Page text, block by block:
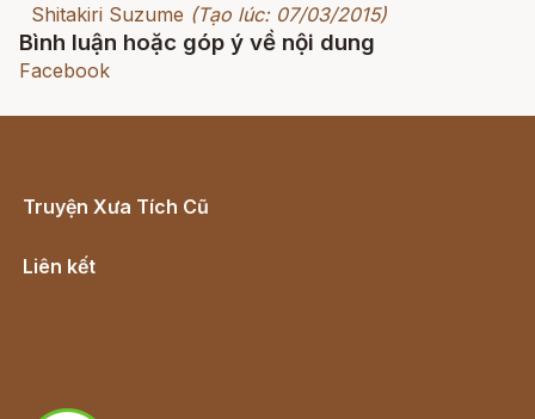
Shitakiri Suzume (Tạo lúc: 07/03/2015)
Bình luận hoặc góp ý về nội dung
Facebook
Truyện Xưa Tích Cũ
Liên kết